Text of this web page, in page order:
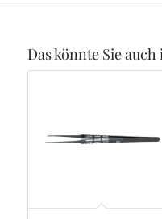
Das könnte Sie